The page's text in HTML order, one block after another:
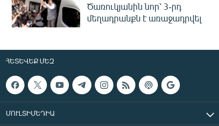
Ծառուկյանին նոր՝ 3-րդ
մեղադրանքն է առաջադրվել
ՀԵՏԵՎԵՔ ՄԵԶ
ՄՈՒԼՏԻՄԵԴԻԱ